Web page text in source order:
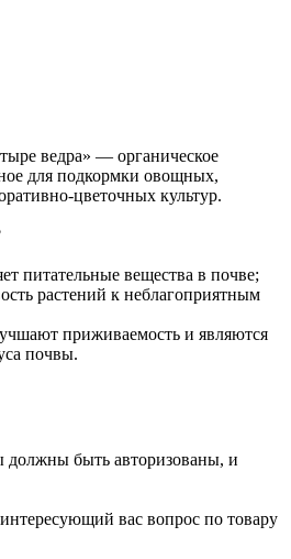
ведра» — органическое
для подкормки овощных,
цветочных культур.
питательные вещества в почве;
растений к неблагоприятным
приживаемость и являются
почвы.
быть авторизованы, и
вас вопрос по товару